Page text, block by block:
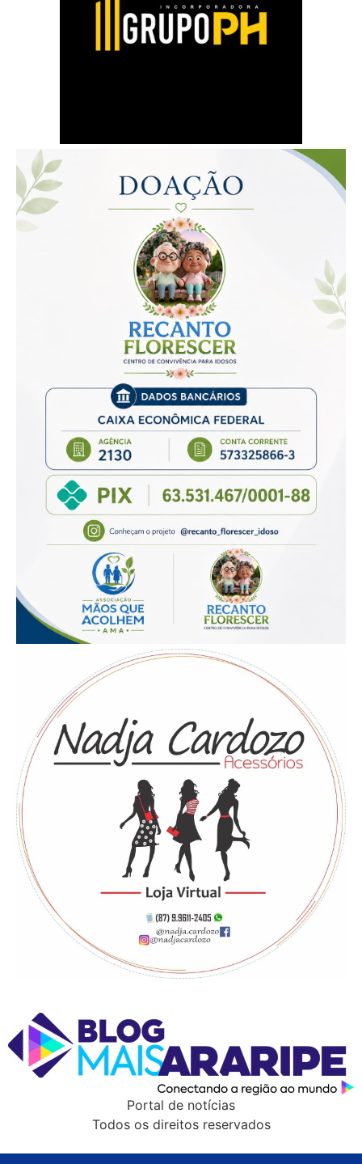
Portal de notícias
Todos os direitos reservados